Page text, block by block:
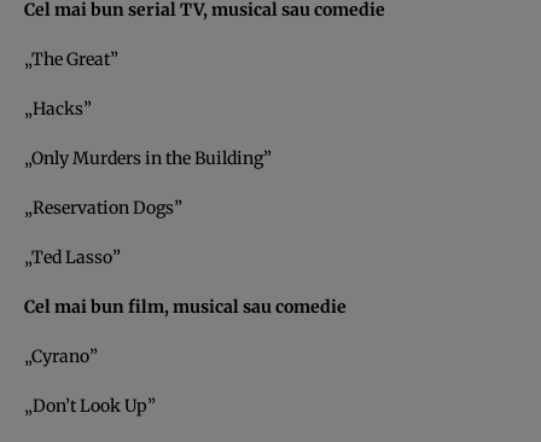
Cel mai bun serial TV, musical sau comedie
„The Great”
„Hacks”
„Only Murders in the Building”
„Reservation Dogs”
„Ted Lasso”
Cel mai bun film, musical sau comedie
„Cyrano”
„Don’t Look Up”